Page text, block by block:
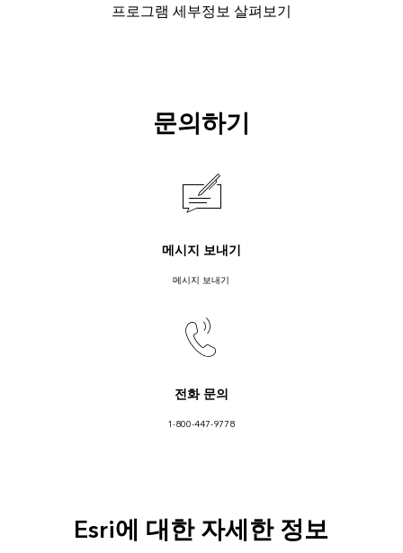
프로그램 세부정보 살펴보기
문의하기
메시지 보내기
메시지 보내기
전화 문의
1-800-447-9778
Esri에 대한 자세한 정보